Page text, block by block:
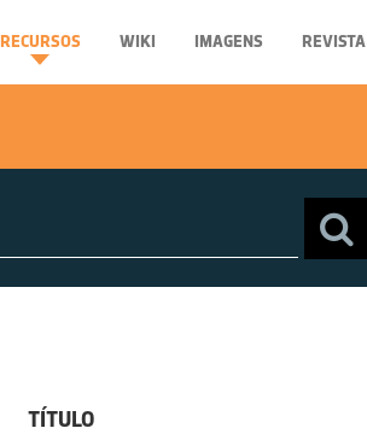
RECURSOS WIKI IMAGENS REVISTA
TÍTULO